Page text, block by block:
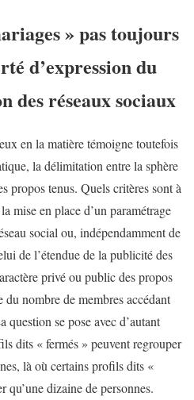
» pas toujours
d’expression du
des réseaux sociaux
en la matière témoigne toutefois
la délimitation entre la sphère
propos tenus. Quels critères sont à
mise en place d’un paramétrage
social ou, indépendamment de
de l’étendue de la publicité des
privé ou public des propos
du nombre de membres accédant
question se pose avec d’autant
dits « fermés » peuvent regrouper
là où certains profils dits «
qu’une dizaine de personnes.